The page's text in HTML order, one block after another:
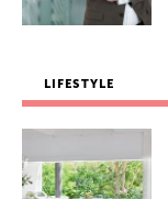
LIFESTYLE